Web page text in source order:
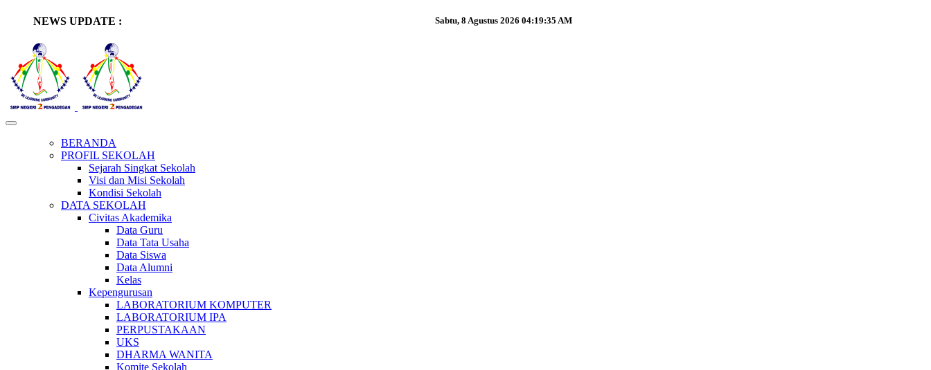
NEWS UPDATE :
Penuh Haru, SMPN 2 Pengadegan Gelar Perpisahan dengan Bapak ...
Berlangsung Hangat, Halalbihalal SMP Negeri 2 Pengadegan Tah...
SMP Negeri 2 Pengadegan menerima kunjungan Safari Dakwah dar...
SMPN 2 Pengadegan Peringati Isra Mikraj 2026 dengan hikmat...
Pengurus OSIS Baru SMP Negeri 2 Pengadegan Resmi Dilantik...
Sabtu, 8 Agustus 2026 04:19:36 AM
BERANDA
PROFIL SEKOLAH
Sejarah Singkat Sekolah
Visi dan Misi Sekolah
Kondisi Sekolah
DATA SEKOLAH
Civitas Akademika
Data Guru
Data Tata Usaha
Data Siswa
Data Alumni
Kelas
Kepengurusan
LABORATORIUM KOMPUTER
LABORATORIUM IPA
PERPUSTAKAAN
UKS
DHARMA WANITA
Komite Sekolah